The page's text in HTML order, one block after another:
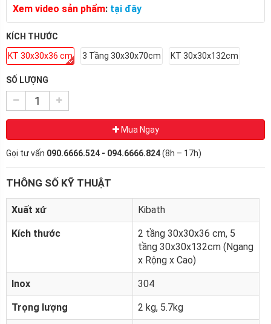
Xem video sản phẩm: tại đây
KÍCH THƯỚC
KT 30x30x36 cm
3 Tầng 30x30x70cm KT 30x30x132cm
SỐ LƯỢNG
Mua Ngay
Gọi tư vấn 090.6666.524 - 094.6666.824(8h – 17h)
THÔNG SỐ KỸ THUẬT
Xuất xứ Kibath
Kích thước
2 tầng 30x30x36 cm, 5
tầng 30x30x132cm (Ngang
x Rộng x Cao)
Inox 304
Trọng lượng 2 kg, 5.7kg